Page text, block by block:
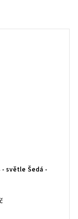
- světle Šedá -